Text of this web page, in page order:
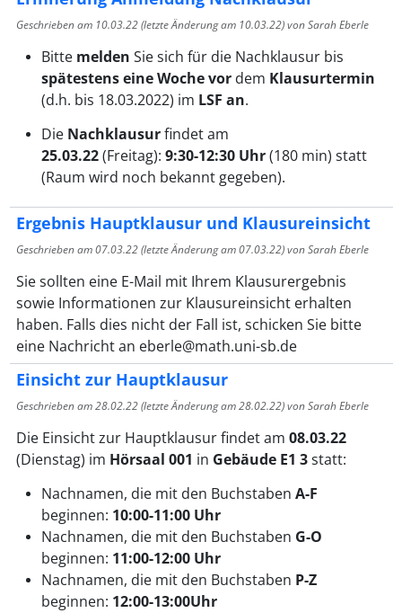
Geschrieben am 10.03.22(letzte Änderung am 10.03.22) von Sarah Eberle
Bitte melden Sie sich für die Nachklausur bis
spätestens eine Woche vordem Klausurtermin
(d.h. bis 18.03.2022) im LSF an.
DieNachklausurfindet am
25.03.22(Freitag): 9:30-12:30 Uhr(180 min) statt
(Raum wird noch bekannt gegeben).
Ergebnis Hauptklausur und Klausureinsicht
Geschrieben am07.03.22(letzte Änderung am07.03.22) von Sarah Eberle
Sie sollten eine E-Mail mit Ihrem Klausurergebnis
sowie Informationen zur Klausureinsicht erhalten
haben. Falls dies nicht der Fall ist, schicken Sie bitte
eine Nachricht an eberle@math.uni-sb.de
Einsicht zur Hauptklausur
Geschrieben am28.02.22(letzte Änderung am28.02.22) von Sarah Eberle
Die Einsicht zur Hauptklausur findet am 08.03.22
(Dienstag) im Hörsaal 001 in Gebäude E1 3statt:
Nachnamen, die mit den Buchstaben A-F
beginnen: 10:00-11:00 Uhr
Nachnamen, die mit den Buchstaben G-O
beginnen: 11:00-12:00 Uhr
Nachnamen, die mit den Buchstaben P-Z
beginnen: 12:00-13:00Uhr